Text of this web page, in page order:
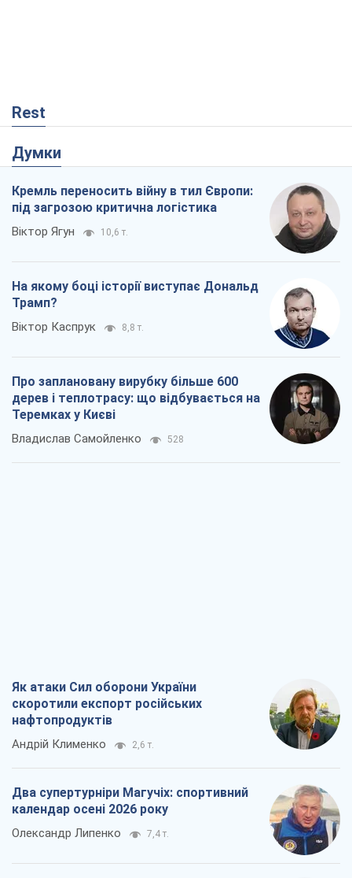
Rest
Думки
Кремль переносить війну в тил Європи:
під загрозою критична логістика
Віктор Ягун 10,6 т.
На якому боці історії виступає Дональд
Трамп?
Віктор Каспрук 8,8 т.
Про заплановану вирубку більше 600
дерев і теплотрасу: що відбувається на
Теремках у Києві
Владислав Самойленко 528
Як атаки Сил оборони України
скоротили експорт російських
нафтопродуктів
Андрій Клименко 2,6 т.
Два супертурніри Магучіх: спортивний
календар осені 2026 року
Олександр Липенко 7,4 т.